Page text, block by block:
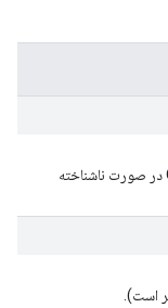
RSS پیام دریافتی یا OT_RADIO_INVALID_RSSI در صورت ناشناخته